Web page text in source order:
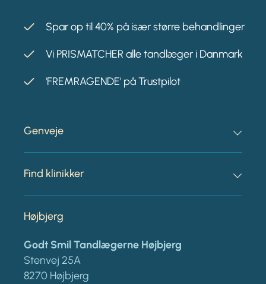
Spar op til 40% på især større behandlinger
Vi PRISMATCHER alle tandlæger i Danmark
'FREMRAGENDE' på Trustpilot
Genveje
Find klinikker
Højbjerg
Godt Smil Tandlægerne Højbjerg
Stenvej 25A
8270 Højbjerg